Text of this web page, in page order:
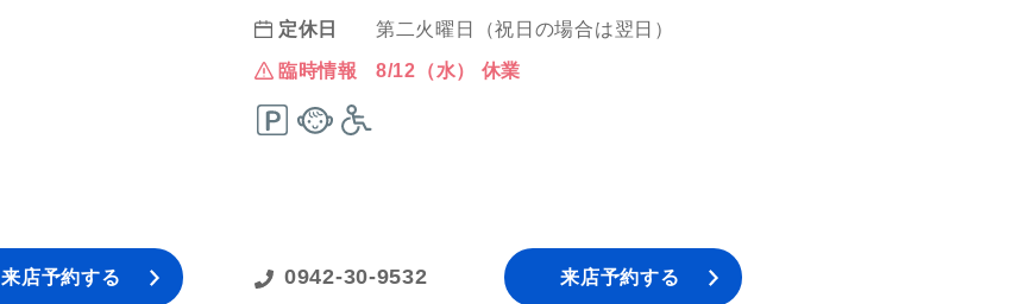
来店予約する
定休日 第二火曜日（祝日の場合は翌日）
臨時情報 8/12（水） 休業
0942-30-9532 来店予約する